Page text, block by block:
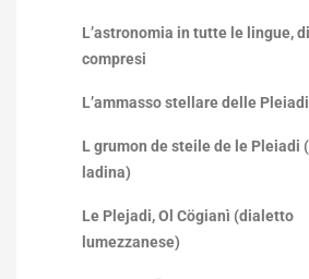
L’astronomia in tutte le lingue,
compresi
L’ammasso stellare delle Pleiadi
L grumon de steile de le Pleiadi
ladina)
Le Plejadi, Ol Cögianì (dialetto
lumezzanese)